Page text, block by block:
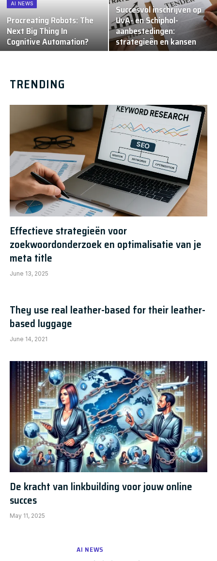
AI NEWS
Procreating Robots: The
Next Big Thing In
Cognitive Automation?
Succesvol inschrijven op
UvA- en Schiphol-
aanbestedingen:
strategieën en kansen
TRENDING
Effectieve strategieën voor
zoekwoordonderzoek en optimalisatie van je
meta title
June 13, 2025
They use real leather-based for their leather-
based luggage
June 14, 2021
De kracht van linkbuilding voor jouw online
succes
May 11, 2025
AI NEWS